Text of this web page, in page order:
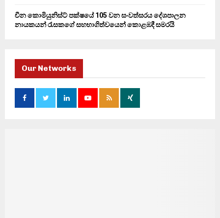
චීන කොමියුනිස්ට් පක්ෂයේ 105 වන සංවත්සරය දේශපාලන
නායකයන් රැසකගේ සහභාගිත්වයෙන් කොළඹදී සමරයි
Our Networks